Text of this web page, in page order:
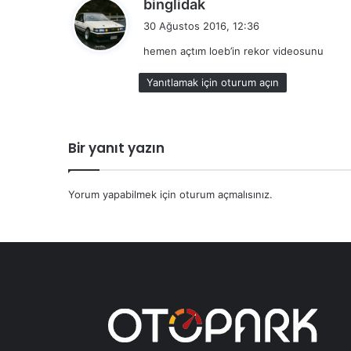
binglidak
i
k
i
30 Ağustos 2016, 12:36
hemen açtım loeb’in rekor videosunu
Yanıtlamak için oturum açın
Bir yanıt yazın
Yorum yapabilmek için oturum açmalısınız.